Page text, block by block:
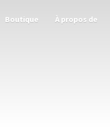
Boutique À propos de